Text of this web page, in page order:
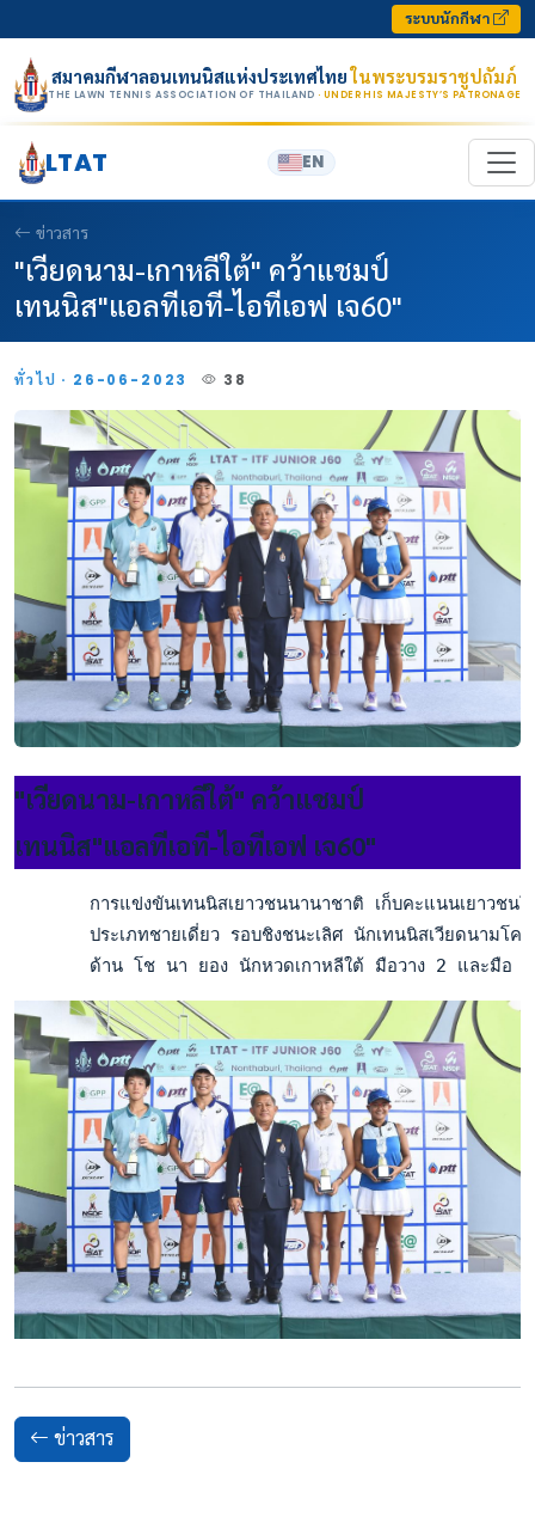
ระบบนักกีฬา
สมาคมกีฬาลอนเทนนิสแห่งประเทศไทยในพระบรมราชูปถัมภ์
THE LAWN TENNIS ASSOCIATION OF THAILAND · UNDER HIS MAJESTY’S PATRONAGE
LTAT EN
ข่าวสาร
"เวียดนาม-เกาหลีใต้" คว้าแชมป์
เทนนิส"แอลทีเอที-ไอทีเอฟ เจ60"
ทั่วไป · 26-06-2023 38
"เวียดนาม-เกาหลีใต้" คว้าแชมป์
เทนนิส"แอลทีเอที-ไอทีเอฟ เจ60"
การแข่งขันเทนนิสเยาวชนนานาชาติ เก็บคะแนนเยาวชน
ประเภทชายเดี่ยว รอบชิงชนะเลิศ นักเทนนิสเวียดนาม
ด้าน โช นา ยอง นักหวดเกาหลีใต้ มือวาง 2 และมือ
ข่าวสาร